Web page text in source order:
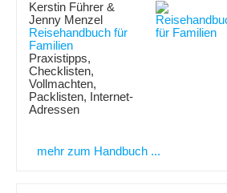
Kerstin Führer &
Jenny Menzel
Reisehandbuch für
Familien
Praxistipps,
Checklisten,
Vollmachten,
Packlisten, Internet-
Adressen
mehr zum Handbuch ...